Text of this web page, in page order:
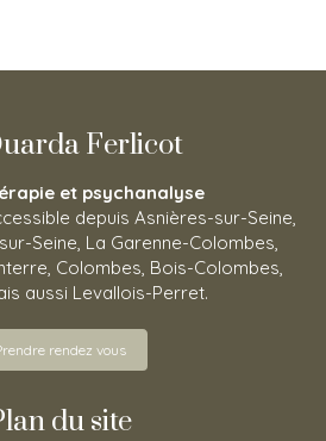
Ferlicot
et psychanalyse
depuis Asnières-sur-Seine,
Seine, La Garenne-Colombes,
Colombes, Bois-Colombes,
aussi Levallois-Perret.
rendez vous
du site